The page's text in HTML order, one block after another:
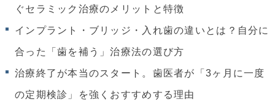
ぐセラミック治療のメリットと特徴
インプラント・ブリッジ・入れ歯の違いとは？自分に
合った「歯を補う」治療法の選び方
治療終了が本当のスタート。歯医者が「3ヶ月に一度
の定期検診」を強くおすすめする理由